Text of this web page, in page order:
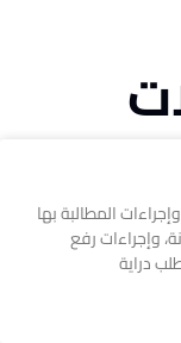
المطالبة بها
وإجراءات رفع
دراية